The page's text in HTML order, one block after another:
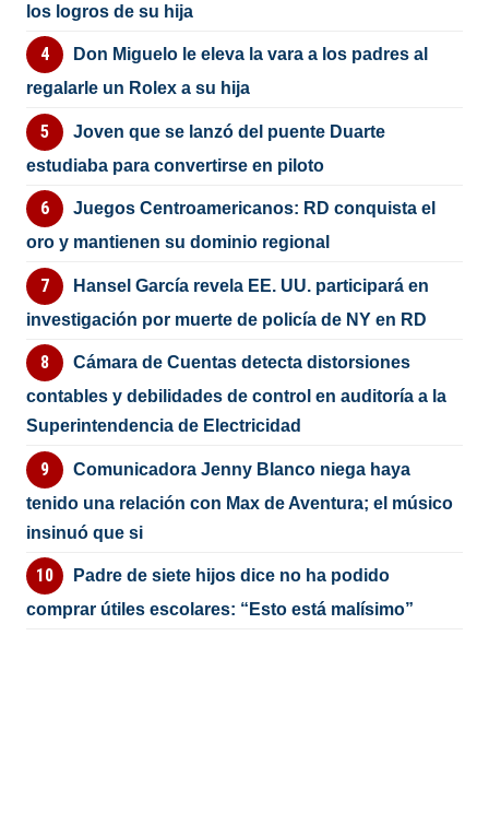
los logros de su hija
Don Miguelo le eleva la vara a los padres al
regalarle un Rolex a su hija
Joven que se lanzó del puente Duarte
estudiaba para convertirse en piloto
Juegos Centroamericanos: RD conquista el
oro y mantienen su dominio regional
Hansel García revela EE. UU. participará en
investigación por muerte de policía de NY en RD
Cámara de Cuentas detecta distorsiones
contables y debilidades de control en auditoría a la
Superintendencia de Electricidad
Comunicadora Jenny Blanco niega haya
tenido una relación con Max de Aventura; el músico
insinuó que si
Padre de siete hijos dice no ha podido
comprar útiles escolares: “Esto está malísimo”